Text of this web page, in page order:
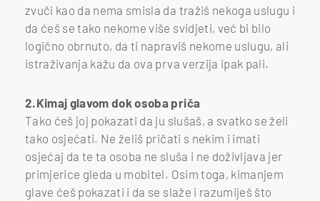
zvuči kao da nema smisla da tražiš nekoga uslugu i
da ćeš se tako nekome više svidjeti, već bi bilo
logično obrnuto, da ti napraviš nekome uslugu, ali
istraživanja kažu da ova prva verzija ipak pali.
2.Kimaj glavom dok osoba priča
Tako ćeš joj pokazati da ju slušaš, a svatko se želi
tako osjećati. Ne želiš pričati s nekim i imati
osjećaj da te ta osoba ne sluša i ne doživljava jer
primjerice gleda u mobitel. Osim toga, kimanjem
glave ćeš pokazati i da se slaže i razumiješ što